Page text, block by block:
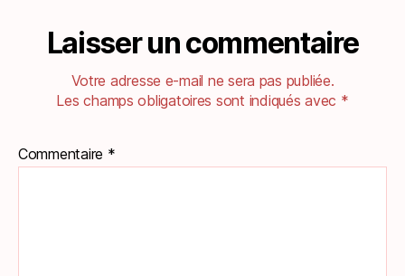
Laisser un commentaire
Votre adresse e-mail ne sera pas publiée.
Les champs obligatoires sont indiqués avec *
Commentaire *